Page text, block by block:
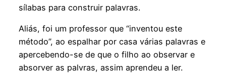
sílabas para construir palavras.
Aliás, foi um professor que “inventou este
método”, ao espalhar por casa várias palavras e
apercebendo-se de que o filho ao observar e
absorver as palvras, assim aprendeu a ler.